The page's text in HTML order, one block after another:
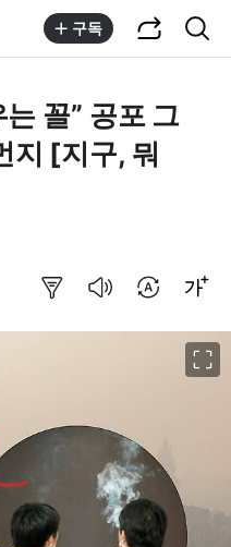
구독
꼴” 공포 그
지 [지구, 뭐